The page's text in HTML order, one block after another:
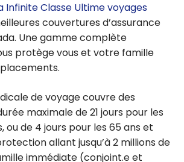
Infinite Classe Ultime voyages
couvertures d’assurance
Une gamme complète
protège vous et votre famille
de voyage couvre des
maximale de 21 jours pour les
ou de 4 jours pour les 65 ans et
allant jusqu’à 2 millions de
immédiate (conjoint.e et